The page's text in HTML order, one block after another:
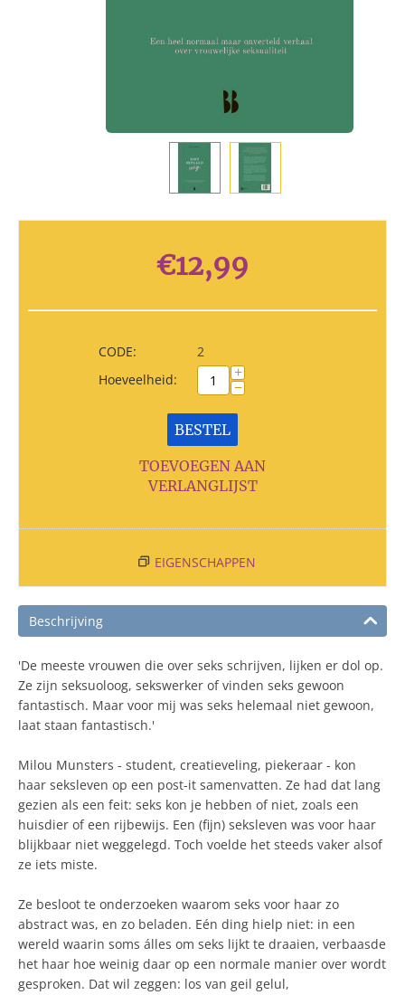
€12,99
CODE:
2
Hoeveelheid:
+
−
BESTEL
TOEVOEGEN AAN
VERLANGLIJST
EIGENSCHAPPEN
Beschrijving
'De meeste vrouwen die over seks schrijven, lijken er dol op.
Ze zijn seksuoloog, sekswerker of vinden seks gewoon
fantastisch. Maar voor mij was seks helemaal niet gewoon,
laat staan fantastisch.'
Milou Munsters - student, creatieveling, piekeraar - kon
haar seksleven op een post-it samenvatten. Ze had dat lang
gezien als een feit: seks kon je hebben of niet, zoals een
huisdier of een rijbewijs. Een (fijn) seksleven was voor haar
blijkbaar niet weggelegd. Toch voelde het steeds vaker alsof
ze iets miste.
Ze besloot te onderzoeken waarom seks voor haar zo
abstract was, en zo beladen. Eén ding hielp niet: in een
wereld waarin soms álles om seks lijkt te draaien, verbaasde
het haar hoe weinig daar op een normale manier over wordt
gesproken. Dat wil zeggen: los van geil gelul,